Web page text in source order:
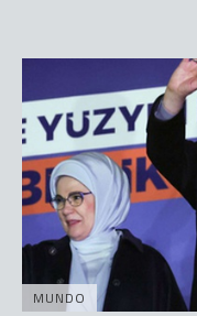
MUNDO